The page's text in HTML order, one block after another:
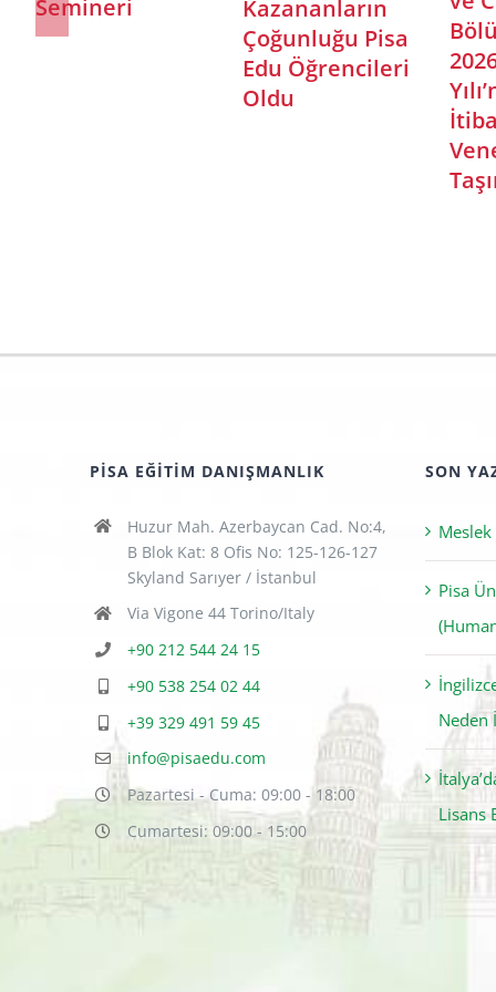
Surgery
Dönemi Lisans
Bölümleri ve
Tıp Bölümü
Başvuruları
Huzur Mah. Azerbaycan Cad. No:4,
Skyland Sarıyer / İstanbul
Via Vigone 44 Torino/Italy
+90 212 544 24 15
+90 538 254 02 44
+39 329 491 59 45
info@pisaedu.com
Pazartesi - Cuma: 09:00 - 18:00
Cumartesi: 09:00 - 15:00
Pisa
Neden
Lisans